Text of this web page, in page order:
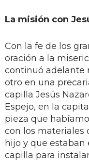
La misión con
Con la fe de los
oración a la
continuó adelante
otro en una
capilla Jesús
Espejo, en la
pieza que
con los materiales
hijo y que estaban
capilla para